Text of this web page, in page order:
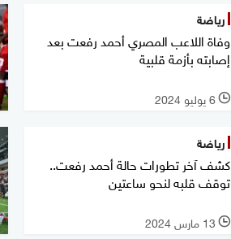
رياضة
وفاة اللاعب المصري أحمد رفعت بعد
إصابته بأزمة قلبية
l 6 يوليو 2024
رياضة
كشف آخر تطورات حالة أحمد رفعت..
توقف قلبه لنحو ساعتين
l 13 مارس 2024